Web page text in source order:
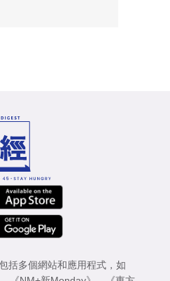
括多個網站和應用程式，如